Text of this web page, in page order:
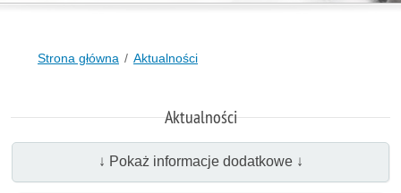
Strona główna Aktualności
Aktualności
↓ Pokaż informacje dodatkowe ↓